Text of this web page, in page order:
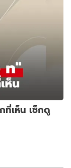
ที่เห็น เช็กดู